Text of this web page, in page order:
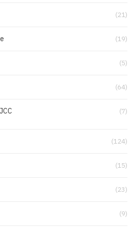
(21)
(19)
(5)
(64)
(7)
(124)
(15)
(23)
(9)